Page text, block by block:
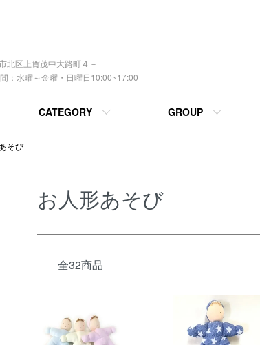
区上賀茂中大路町４－
～金曜・日曜日10:00~17:00
CATEGORY GROUP
そび
お人形あそび
全32商品